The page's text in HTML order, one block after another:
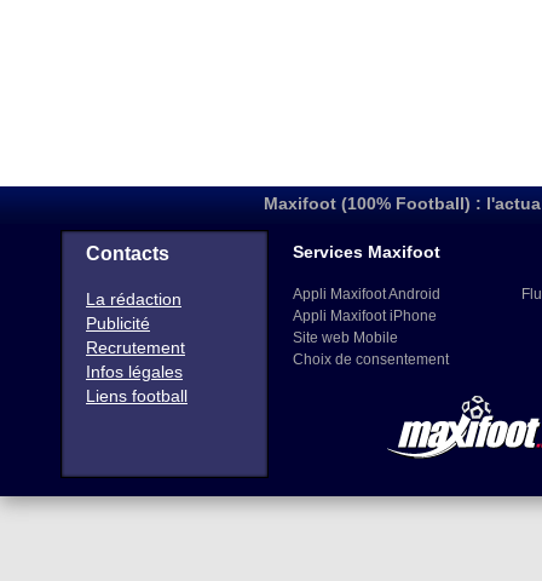
Maxifoot (100% Football) :
Contacts
La rédaction
Publicité
Recrutement
Infos légales
Liens football
Services Maxifoot
Appli Maxifoot Android
Appli Maxifoot iPhone
Site web Mobile
Choix de consentement